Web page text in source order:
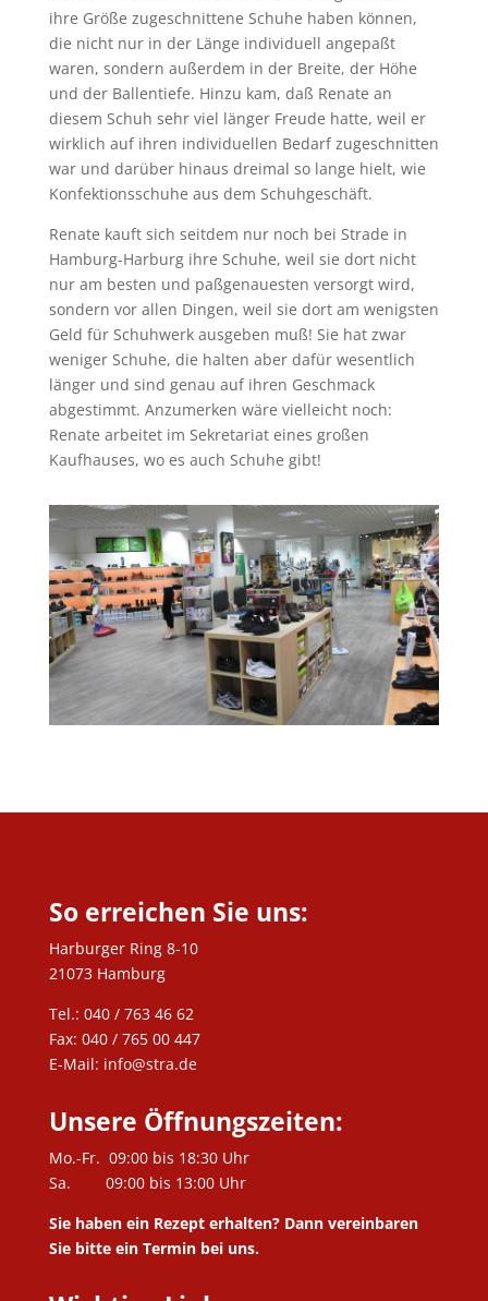
ihre Größe zugeschnittene Schuhe haben können,
die nicht nur in der Länge individuell angepaßt
waren, sondern außerdem in der Breite, der Höhe
und der Ballentiefe. Hinzu kam, daß Renate an
diesem Schuh sehr viel länger Freude hatte, weil er
wirklich auf ihren individuellen Bedarf zugeschnitten
war und darüber hinaus dreimal so lange hielt, wie
Konfektionsschuhe aus dem Schuhgeschäft.
Renate kauft sich seitdem nur noch bei Strade in
Hamburg-Harburg ihre Schuhe, weil sie dort nicht
nur am besten und paßgenauesten versorgt wird,
sondern vor allen Dingen, weil sie dort am wenigsten
Geld für Schuhwerk ausgeben muß! Sie hat zwar
weniger Schuhe, die halten aber dafür wesentlich
länger und sind genau auf ihren Geschmack
abgestimmt. Anzumerken wäre vielleicht noch:
Renate arbeitet im Sekretariat eines großen
Kaufhauses, wo es auch Schuhe gibt!
So erreichen Sie uns:
Harburger Ring 8-10
21073 Hamburg
Tel.: 040 / 763 46 62
Fax: 040 / 765 00 447
E-Mail: info@stra.de
Unsere Öffnungszeiten:
Mo.-Fr. 09:00 bis 18:30 Uhr
Sa. 09:00 bis 13:00 Uhr
Sie haben ein Rezept erhalten? Dann vereinbaren
Sie bitte ein Termin bei uns.